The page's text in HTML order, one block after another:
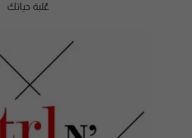
عُلبة حياتك